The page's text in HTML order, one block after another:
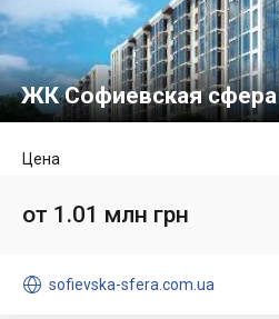
ЖК Софиевская сфера
Цена
от 1.01 млн грн
 sofievska-sfera.com.ua